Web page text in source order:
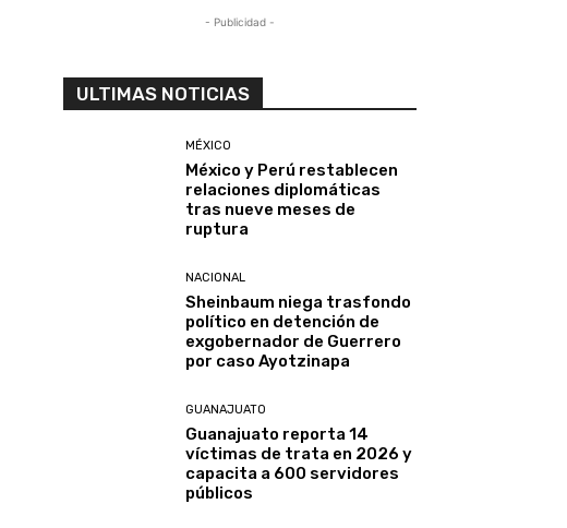
- Publicidad -
ULTIMAS NOTICIAS
MÉXICO
México y Perú restablecen
relaciones diplomáticas
tras nueve meses de
ruptura
NACIONAL
Sheinbaum niega trasfondo
político en detención de
exgobernador de Guerrero
por caso Ayotzinapa
GUANAJUATO
Guanajuato reporta 14
víctimas de trata en 2026 y
capacita a 600 servidores
públicos